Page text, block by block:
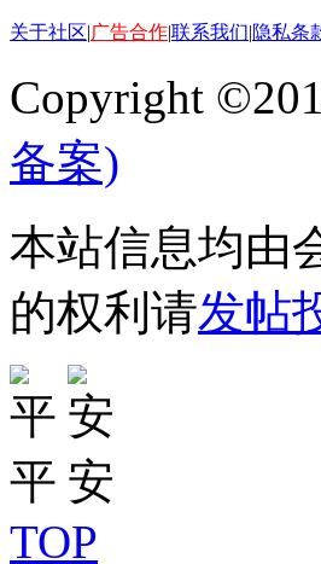
关于社区|广告合作|联系我们|隐私条
Copyright
备案)
本站信息均由
的权利请发帖
TOP